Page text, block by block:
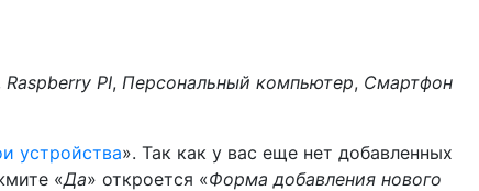
Raspberry PI, Персональный компьютер, Смартфон
устройства». Так как у вас еще нет добавленных
«Да» откроется «Форма добавления нового